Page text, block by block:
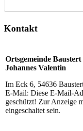
Kontakt
Ortsgemeinde
Johannes Valentin
Im Eck 6, 54636
E-Mail: Diese E-Mail-
geschützt! Zur Anzeige
eingeschaltet sein.